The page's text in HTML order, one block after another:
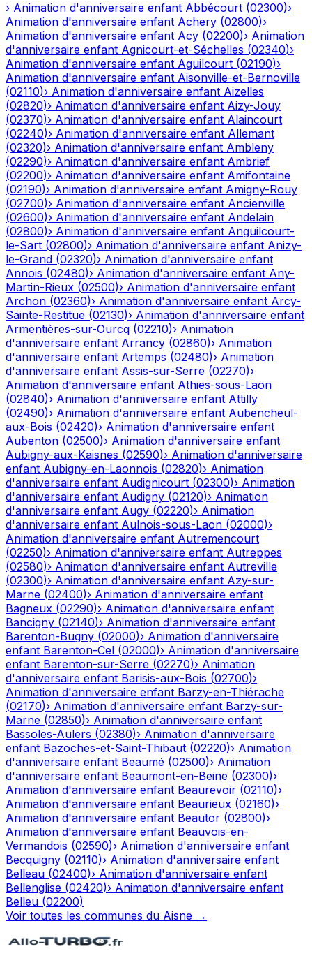
› Animation d'anniversaire enfant Abbécourt (02300)›
Animation d'anniversaire enfant Achery (02800)›
Animation d'anniversaire enfant Acy (02200)› Animation
d'anniversaire enfant Agnicourt-et-Séchelles (02340)›
Animation d'anniversaire enfant Aguilcourt (02190)›
Animation d'anniversaire enfant Aisonville-et-Bernoville
(02110)› Animation d'anniversaire enfant Aizelles
(02820)› Animation d'anniversaire enfant Aizy-Jouy
(02370)› Animation d'anniversaire enfant Alaincourt
(02240)› Animation d'anniversaire enfant Allemant
(02320)› Animation d'anniversaire enfant Ambleny
(02290)› Animation d'anniversaire enfant Ambrief
(02200)› Animation d'anniversaire enfant Amifontaine
(02190)› Animation d'anniversaire enfant Amigny-Rouy
(02700)› Animation d'anniversaire enfant Ancienville
(02600)› Animation d'anniversaire enfant Andelain
(02800)› Animation d'anniversaire enfant Anguilcourt-
le-Sart (02800)› Animation d'anniversaire enfant Anizy-
le-Grand (02320)› Animation d'anniversaire enfant
Annois (02480)› Animation d'anniversaire enfant Any-
Martin-Rieux (02500)› Animation d'anniversaire enfant
Archon (02360)› Animation d'anniversaire enfant Arcy-
Sainte-Restitue (02130)› Animation d'anniversaire enfant
Armentières-sur-Ourcq (02210)› Animation
d'anniversaire enfant Arrancy (02860)› Animation
d'anniversaire enfant Artemps (02480)› Animation
d'anniversaire enfant Assis-sur-Serre (02270)›
Animation d'anniversaire enfant Athies-sous-Laon
(02840)› Animation d'anniversaire enfant Attilly
(02490)› Animation d'anniversaire enfant Aubencheul-
aux-Bois (02420)› Animation d'anniversaire enfant
Aubenton (02500)› Animation d'anniversaire enfant
Aubigny-aux-Kaisnes (02590)› Animation d'anniversaire
enfant Aubigny-en-Laonnois (02820)› Animation
d'anniversaire enfant Audignicourt (02300)› Animation
d'anniversaire enfant Audigny (02120)› Animation
d'anniversaire enfant Augy (02220)› Animation
d'anniversaire enfant Aulnois-sous-Laon (02000)›
Animation d'anniversaire enfant Autremencourt
(02250)› Animation d'anniversaire enfant Autreppes
(02580)› Animation d'anniversaire enfant Autreville
(02300)› Animation d'anniversaire enfant Azy-sur-
Marne (02400)› Animation d'anniversaire enfant
Bagneux (02290)› Animation d'anniversaire enfant
Bancigny (02140)› Animation d'anniversaire enfant
Barenton-Bugny (02000)› Animation d'anniversaire
enfant Barenton-Cel (02000)› Animation d'anniversaire
enfant Barenton-sur-Serre (02270)› Animation
d'anniversaire enfant Barisis-aux-Bois (02700)›
Animation d'anniversaire enfant Barzy-en-Thiérache
(02170)› Animation d'anniversaire enfant Barzy-sur-
Marne (02850)› Animation d'anniversaire enfant
Bassoles-Aulers (02380)› Animation d'anniversaire
enfant Bazoches-et-Saint-Thibaut (02220)› Animation
d'anniversaire enfant Beaumé (02500)› Animation
d'anniversaire enfant Beaumont-en-Beine (02300)›
Animation d'anniversaire enfant Beaurevoir (02110)›
Animation d'anniversaire enfant Beaurieux (02160)›
Animation d'anniversaire enfant Beautor (02800)›
Animation d'anniversaire enfant Beauvois-en-
Vermandois (02590)› Animation d'anniversaire enfant
Becquigny (02110)› Animation d'anniversaire enfant
Belleau (02400)› Animation d'anniversaire enfant
Bellenglise (02420)› Animation d'anniversaire enfant
Belleu (02200)
Voir toutes les communes du Aisne →